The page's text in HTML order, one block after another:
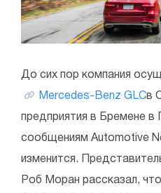
До сих пор компания
Mercedes-Benz GLCв
предприятия в Бремене в
сообщениям Automotive
изменится.
Роб Моран рассказал, что